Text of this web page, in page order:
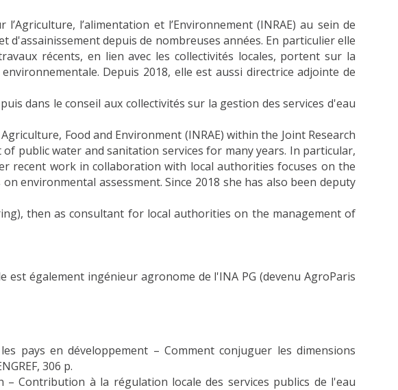
l’alimentation et l’Environnement (INRAE) au sein de
d'assainissement depuis de nombreuses années. En particulier elle
récents, en lien avec les collectivités locales, portent sur la
Depuis 2018, elle est aussi directrice adjointe de
dans le conseil aux collectivités sur la gestion des services d'eau
Food and Environment (INRAE) within the Joint Research
public water and sanitation services for many years. In particular,
recent work in collaboration with local authorities focuses on the
environmental assessment. Since 2018 she has also been deputy
then as consultant for local authorities on the management of
est également ingénieur agronome de l'INA PG (devenu AgroParis
pays en développement – Comment conjuguer les dimensions
306 p.
– Contribution à la régulation locale des services publics de l'eau